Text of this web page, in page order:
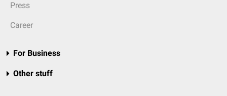
Press
Career
For Business
Other stuff